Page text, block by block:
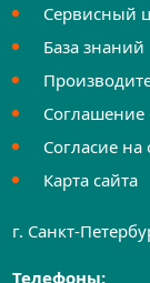
Сервисный
База знаний
Соглашение
Согласие
Карта сайта
г. Санкт-
Телефоны: